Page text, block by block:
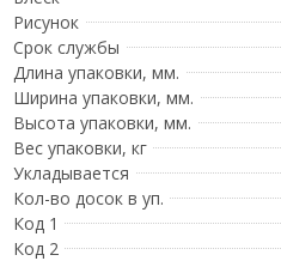
Рисунок
Срок службы
Длина упаковки, мм.
Ширина упаковки, мм.
Высота упаковки, мм.
Вес упаковки, кг
Укладывается
Кол-во досок в уп.
Код 1
Код 2